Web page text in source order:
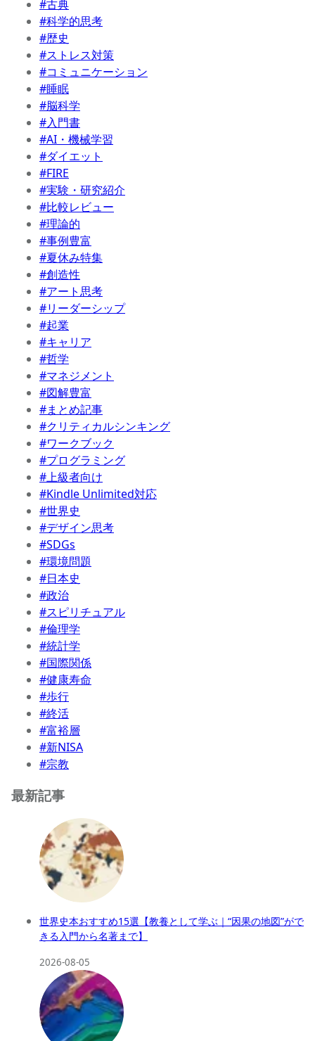
#古典
#科学的思考
#歴史
#ストレス対策
#コミュニケーション
#睡眠
#脳科学
#入門書
#AI・機械学習
#ダイエット
#FIRE
#実験・研究紹介
#比較レビュー
#理論的
#事例豊富
#夏休み特集
#創造性
#アート思考
#リーダーシップ
#起業
#キャリア
#哲学
#マネジメント
#図解豊富
#まとめ記事
#クリティカルシンキング
#ワークブック
#プログラミング
#上級者向け
#Kindle Unlimited対応
#世界史
#デザイン思考
#SDGs
#環境問題
#日本史
#政治
#スピリチュアル
#倫理学
#統計学
#国際関係
#健康寿命
#歩行
#終活
#富裕層
#新NISA
#宗教
最新記事
世界史本おすすめ15選【教養として学ぶ｜“因果の地図”がで
きる入門から名著まで】
2026-08-05